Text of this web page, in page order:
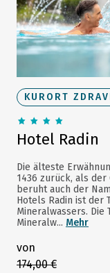
KURORT
Hotel Radin
Die älteste
1436 zurück, als
beruht auch der
Hotels Radin ist der
Mineralwassers.
Mineralw... Mehr
von
174,00 €